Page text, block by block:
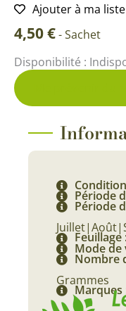
Ajouter à ma
4,50€-Sachet
Disponibilité :
Période
Période
Feuillage
Mode de
Nombre
Grammes
Marques